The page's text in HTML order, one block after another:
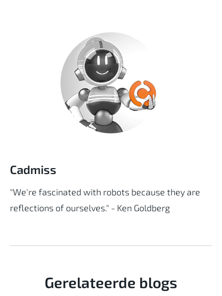
Cadmiss
"We're fascinated with robots because they are
reflections of ourselves." - Ken Goldberg
Gerelateerde blogs